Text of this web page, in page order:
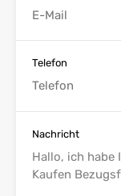
Telefon
Nachricht